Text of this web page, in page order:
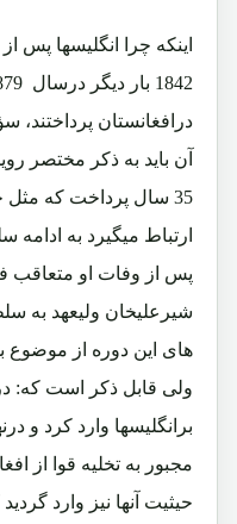
اینکه چرا انگلیسها پس
درافغانستان
آن باید به ذکر مختصر
35 سال پرداخت که مثل
ارتباط میگیرد به
پس از وفات او
شیرعلیخان ولیعهد به
های این دوره از موضوع
ولی قابل ذکر است که:
برانگلیسها وارد کرد و
مجبور به تخلیه قوا از
حیثیت آنها نیز وارد